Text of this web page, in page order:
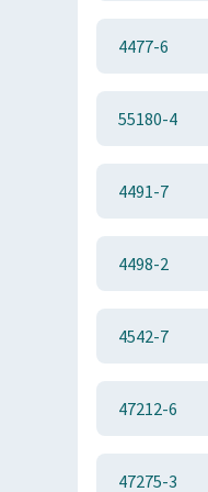
4477-6
55180-4
4491-7
4498-2
4542-7
47212-6
47275-3